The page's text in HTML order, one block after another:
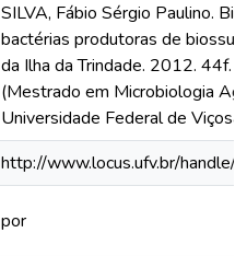
SILVA, Fábio Sérgio Paulino.
bactérias produtoras de
da Ilha da Trindade. 2012. 44f.
(Mestrado em Microbiologia
Universidade Federal de
http://www.locus.ufv.br/
por